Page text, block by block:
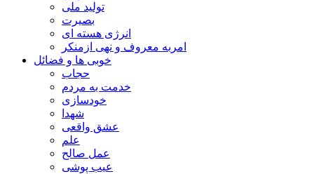
تولید ملی
بصیرت
انرژی هسته ای
امربه معروف و نهی ازمنکر
خوبی ها و فضائل
حجاب
خدمت به مردم
خودسازی
شهدا
عشق واقعی
علم
عمل صالح
عیب پوشی